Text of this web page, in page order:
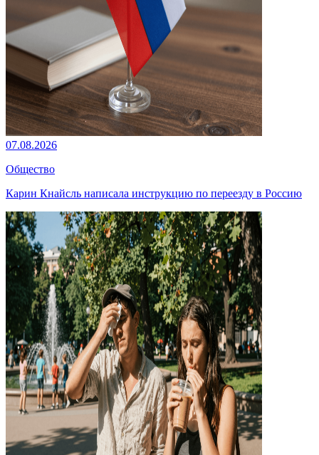
07.08.2026
Общество
Карин Кнайсль написала инструкцию по переезду в Россию